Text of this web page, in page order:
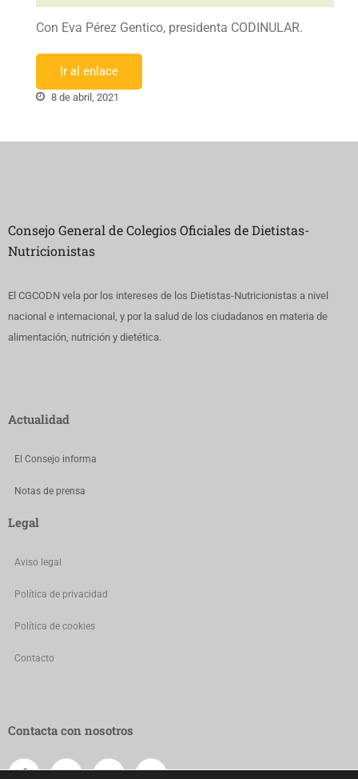
Con Eva Pérez Gentico, presidenta CODINULAR.
Ir al enlace
8 de abril, 2021
Consejo General de Colegios Oficiales de Dietistas-
Nutricionistas
El CGCODN vela por los intereses de los Dietistas-Nutricionistas a nivel
nacional e internacional, y por la salud de los ciudadanos en materia de
alimentación, nutrición y dietética.
Actualidad
El Consejo informa
Notas de prensa
Legal
Aviso legal
Política de privacidad
Política de cookies
Contacto
Contacta con nosotros